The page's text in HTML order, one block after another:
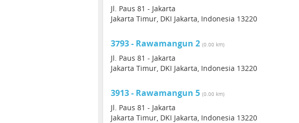
Jl. Paus 81 - Jakarta
Jakarta Timur, DKI Jakarta, Indonesia 13220
3793 - Rawamangun 2 (0.00 km)
Jl. Paus 81 - Jakarta
Jakarta Timur, DKI Jakarta, Indonesia 13220
3913 - Rawamangun 5 (0.00 km)
Jl. Paus 81 - Jakarta
Jakarta Timur, DKI Jakarta, Indonesia 13220